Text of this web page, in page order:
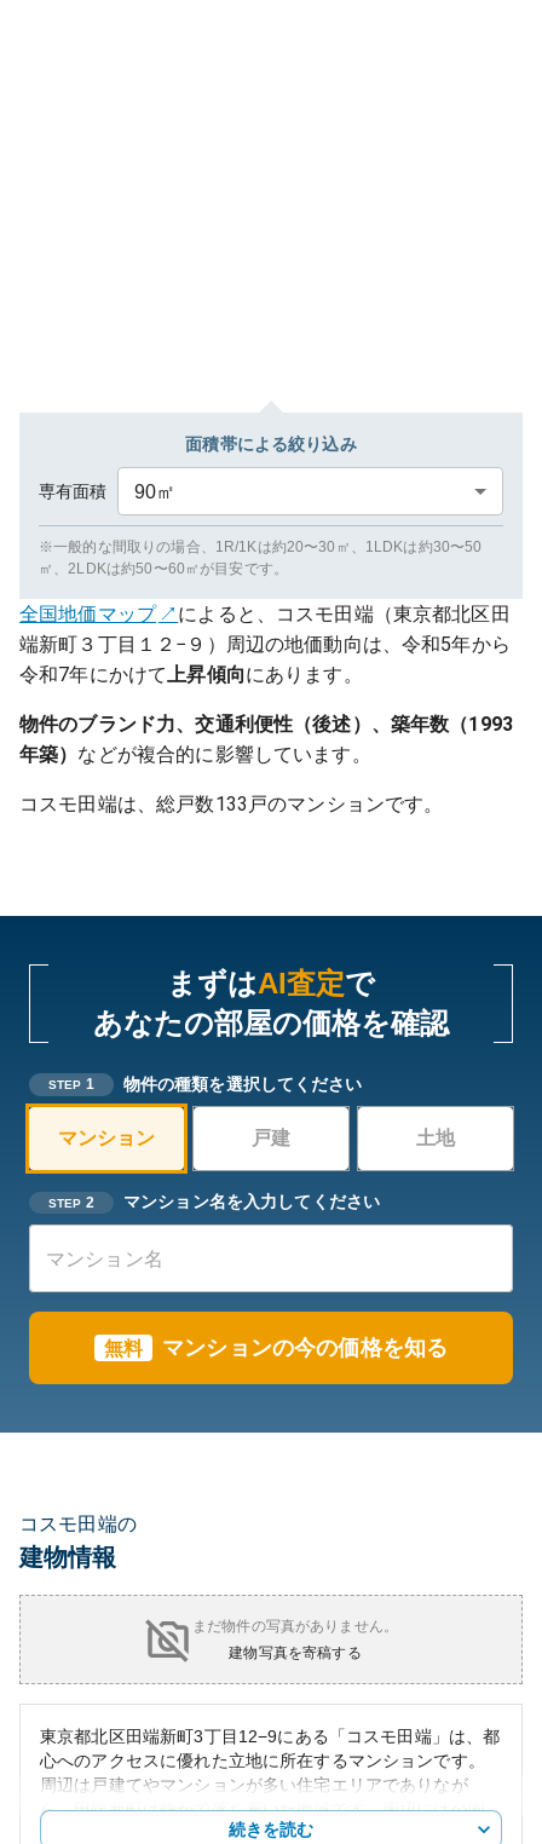
面積帯による絞り込み
専有面積 90㎡
※一般的な間取りの場合、1R/1Kは約20〜30㎡、1LDKは約30〜50
㎡、2LDKは約50〜60㎡が目安です。
全国地価マップ
によると、コスモ田端（東京都北区田
端新町３丁目１２−９）周辺の地価動向は、令和5年から
令和7年にかけて上昇傾向にあります。
物件のブランド力、交通利便性（後述）、築年数（1993
年築） などが複合的に影響しています。
コスモ田端は、総戸数133戸のマンションです。
まずはAI査定で
あなたの部屋の価格を確認
STEP 1 物件の種類を選択してください
マンション 戸建 土地
STEP 2 マンション名を入力してください
無料 マンションの今の価格を知る
コスモ田端の
建物情報
まだ物件の写真がありません。
建物写真を寄稿する
東京都北区田端新町3丁目12−9にある「コスモ田端」は、都
心へのアクセスに優れた立地に所在するマンションです。
周辺は戸建てやマンションが多い住宅エリアでありなが
ら、田端新町は静かで落ち着いた地域です。周辺には公園
や公共施設、スーパーも点在しており、生活の利便性が高
続きを読む